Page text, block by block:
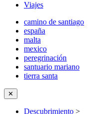
Viajes
camino de santiago
españa
malta
mexico
peregrinación
santuario mariano
tierra santa
✕
Descubrimiento >